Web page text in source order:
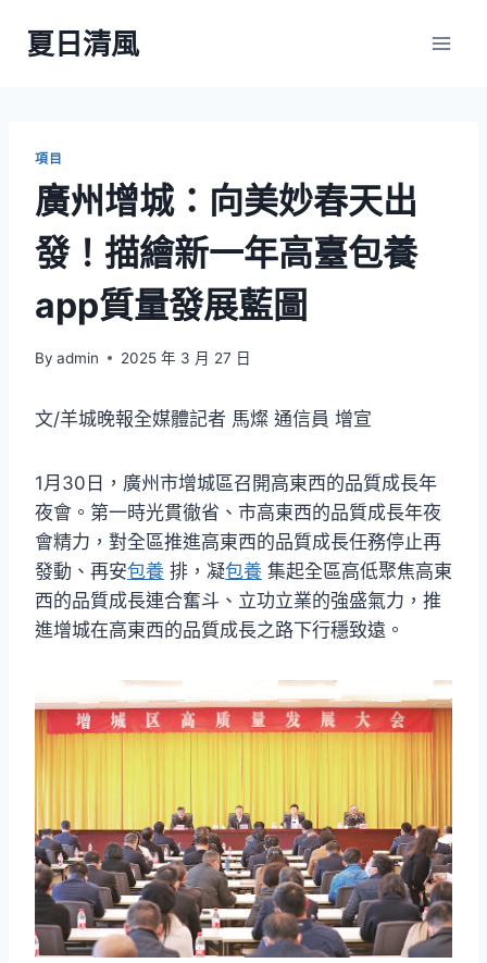
夏日清風
項目
廣州增城：向美妙春天出
發！描繪新一年高臺包養
app質量發展藍圖
By admin 2025 年 3 月 27 日
文/羊城晚報全媒體記者 馬燦 通信員 增宣
1月30日，廣州市增城區召開高東西的品質成長年
夜會。第一時光貫徹省、市高東西的品質成長年夜
會精力，對全區推進高東西的品質成長任務停止再
發動、再安包養 排，凝包養 集起全區高低聚焦高東
西的品質成長連合奮斗、立功立業的強盛氣力，推
進增城在高東西的品質成長之路下行穩致遠。